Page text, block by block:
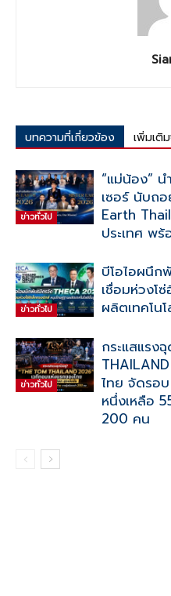
บทความที่เกี่ยวข้อง เพิ่มเติ
ข่าวทั่วไป
“แม่น้อง”
เซอร์ นับถ
Earth
ประเทศ พ
ข่าวทั่วไป
บีโอไอผนึ
เชื่อมห่วงโ
ผลิตเทคโน
ข่าวทั่วไป
กระแสแรง
ไทย จัดรอ
หนึ่งเหลือ
200 คน